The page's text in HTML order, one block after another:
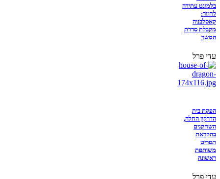
בלמונט עתידה
לחזור:
קאסלבניה
מקבלת סדרת
המשך
עדי פרל
הפקת בית
הדרקון החלה,
השחקנים
בהקראת
תסריט
משותפת
ראשונה
עדי פרל